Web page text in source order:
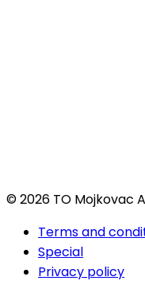
© 2026 TO Mojkovac
Terms and
Special
Privacy policy